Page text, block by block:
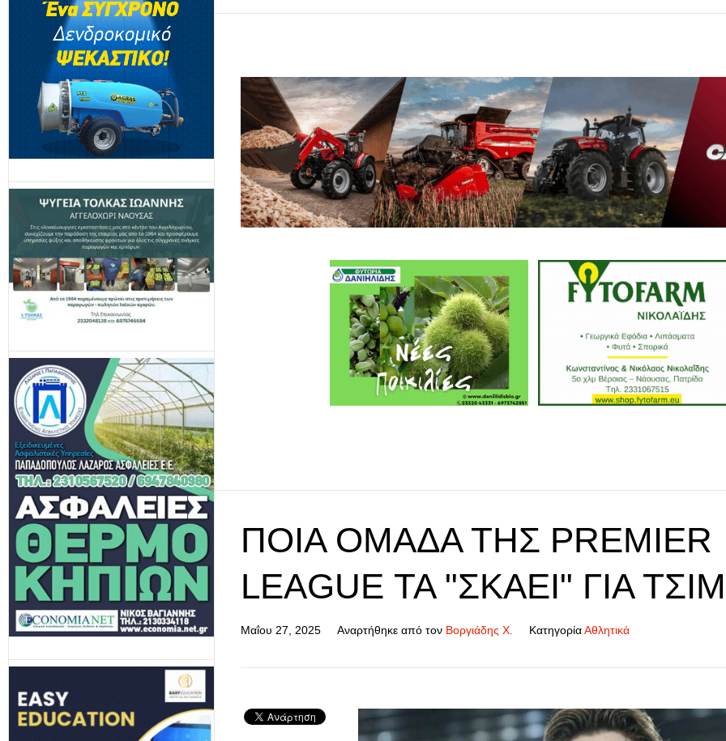
ΠΟΙΑ ΟΜΆΔΑ ΤΗΣ PREMIER
LEAGUE ΤΑ "ΣΚΆΕΙ" ΓΙΑ
Μαΐου 27, 2025 Αναρτήθηκε από τον Βοργιάδης Χ. Κατηγορία Αθλητικά